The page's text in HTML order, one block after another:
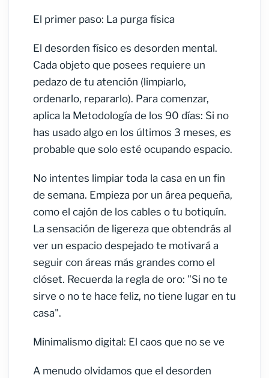
El primer paso: La purga física
El desorden físico es desorden mental.
Cada objeto que posees requiere un
pedazo de tu atención (limpiarlo,
ordenarlo, repararlo). Para comenzar,
aplica la Metodología de los 90 días: Si no
has usado algo en los últimos 3 meses, es
probable que solo esté ocupando espacio.
No intentes limpiar toda la casa en un fin
de semana. Empieza por un área pequeña,
como el cajón de los cables o tu botiquín.
La sensación de ligereza que obtendrás al
ver un espacio despejado te motivará a
seguir con áreas más grandes como el
clóset. Recuerda la regla de oro: "Si no te
sirve o no te hace feliz, no tiene lugar en tu
casa".
Minimalismo digital: El caos que no se ve
A menudo olvidamos que el desorden